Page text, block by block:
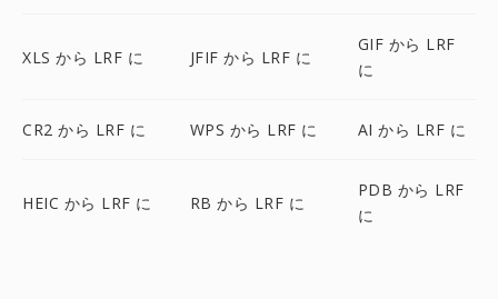
XLS から LRF に JFIF から LRF に
GIF から LRF
に
CR2 から LRF に WPS から LRF に AI から LRF に
HEIC から LRF に RB から LRF に
PDB から LRF
に